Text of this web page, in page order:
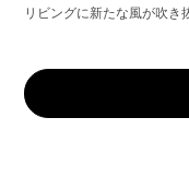
リビングに新たな風が吹き